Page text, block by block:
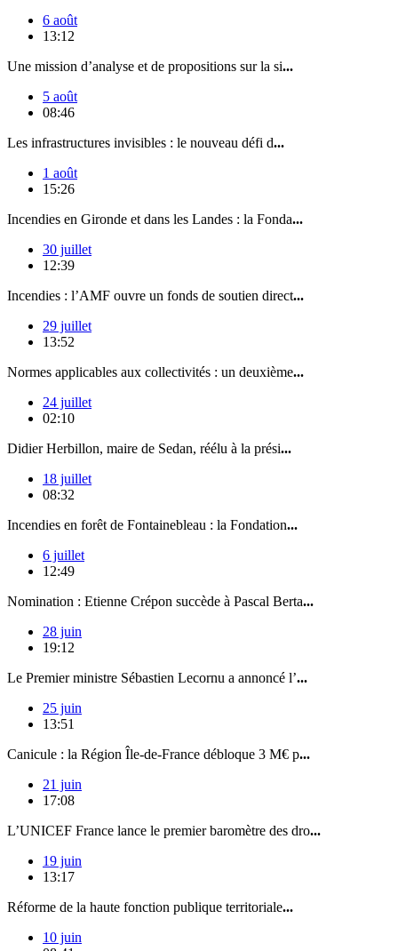
6 août
13:12
Une mission d’analyse et de propositions sur la si...
5 août
08:46
Les infrastructures invisibles : le nouveau défi d...
1 août
15:26
Incendies en Gironde et dans les Landes : la Fonda...
30 juillet
12:39
Incendies : l’AMF ouvre un fonds de soutien direct...
29 juillet
13:52
Normes applicables aux collectivités : un deuxième...
24 juillet
02:10
Didier Herbillon, maire de Sedan, réélu à la prési...
18 juillet
08:32
Incendies en forêt de Fontainebleau : la Fondation...
6 juillet
12:49
Nomination : Etienne Crépon succède à Pascal Berta...
28 juin
19:12
Le Premier ministre Sébastien Lecornu a annoncé l’...
25 juin
13:51
Canicule : la Région Île-de-France débloque 3 M€ p...
21 juin
17:08
L’UNICEF France lance le premier baromètre des dro...
19 juin
13:17
Réforme de la haute fonction publique territoriale...
10 juin